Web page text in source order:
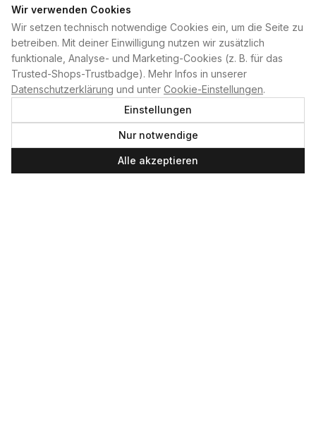
Wir verwenden Cookies
Wir setzen technisch notwendige Cookies ein, um die Seite zu
betreiben. Mit deiner Einwilligung nutzen wir zusätzlich
funktionale, Analyse- und Marketing-Cookies (z. B. für das
Trusted-Shops-Trustbadge). Mehr Infos in unserer
Datenschutzerklärung und unter Cookie-Einstellungen.
Einstellungen
Nur notwendige
Alle akzeptieren
Home
Kontakt
Impressum
Datenschutzerklärung
Cookie-Einstellungen
Newsletter
SERVICE UND LEISTUNGEN